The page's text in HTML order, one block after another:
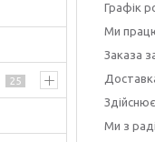
Графік
Ми
Заказа
Ми з
25